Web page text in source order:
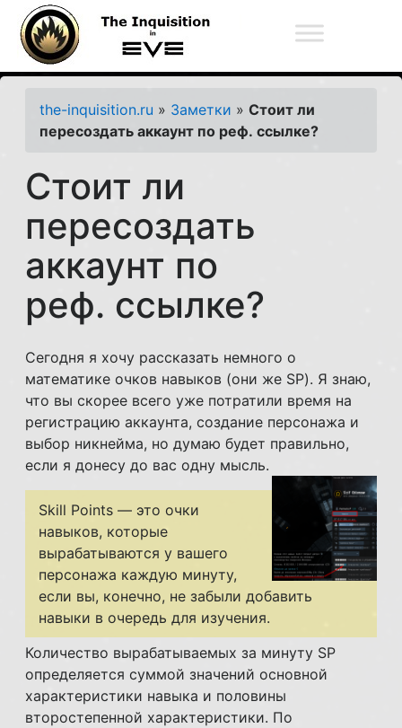
The Inquisition Fleet
the-inquisition.ru » Заметки » Стоит ли
пересоздать аккаунт по реф. ссылке?
Стоит ли
пересоздать
аккаунт по
реф. ссылке?
Сегодня я хочу рассказать немного о
математике очков навыков (они же SP). Я знаю,
что вы скорее всего уже потратили время на
регистрацию аккаунта, создание персонажа и
выбор никнейма, но думаю будет правильно,
если я донесу до вас одну мысль.
Skill Points — это очки
навыков, которые
вырабатываются у вашего
персонажа каждую минуту,
если вы, конечно, не забыли добавить
навыки в очередь для изучения.
Количество вырабатываемых за минуту SP
определяется суммой значений основной
характеристики навыка и половины
второстепенной характеристики. По